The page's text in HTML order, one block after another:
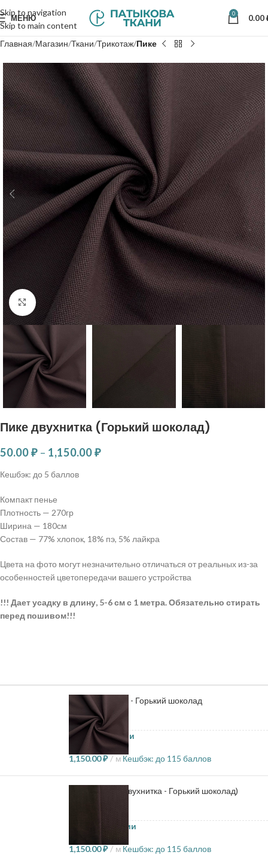
Skip to navigation
Skip to main content
МЕНЮ 0 0.00
Главная Магазин Ткани Трикотаж Пике
Нажмите, чтобы увеличить
Пике двухнитка (Горький шоколад)
50.00₽ – 1,150.00₽
Кешбэк: до 5 баллов
Компакт пенье
Плотность — 270гр
Ширина — 180см
Состав — 77% хлопок, 18% пэ, 5% лайкра
Цвета на фото могут незначительно отличаться от реальных из-за
особенностей цветопередачи вашего устройства
!!! Дает усадку в длину, 5-6 см с 1 метра. Обязательно стирать
перед пошивом!!!
Пике двухнитка - Горький шоколад
1,150.00₽ м Кешбэк: до 115 баллов
34 в наличии
Рибана (Пике двухнитка - Горький шоколад)
1,150.00₽ м Кешбэк: до 115 баллов
3.4 в наличии